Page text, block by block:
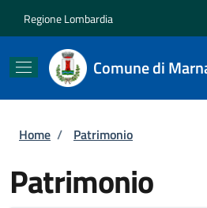
Regione Lombardia
Comune di
Briciole di pane
Home / Patrimonio
Patrimonio